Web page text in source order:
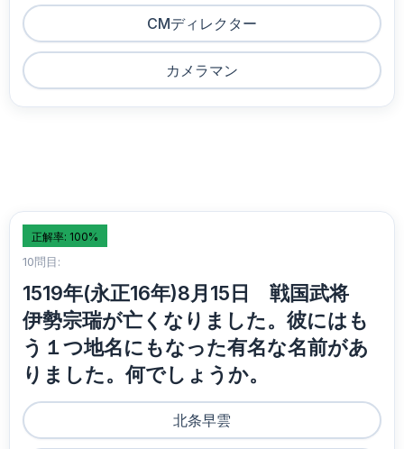
CMディレクター
カメラマン
正解率: 100%
10問目:
1519年(永正16年)8月15日 戦国武将
伊勢宗瑞が亡くなりました。彼にはも
う１つ地名にもなった有名な名前があ
りました。何でしょうか。
北条早雲